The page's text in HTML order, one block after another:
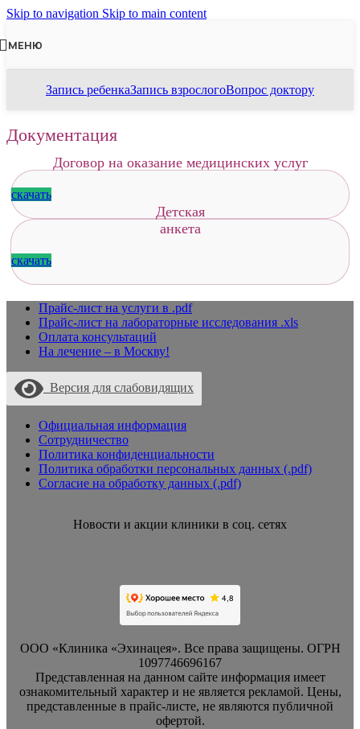
Skip to navigation Skip to main content
МЕНЮ
Запись ребенкаЗапись взрослогоВопрос доктору
Документация
Договор на оказание медицинских услуг
скачать
Детская
анкета
скачать
Прайс-лист на услуги в .pdf
Прайс-лист на лабораторные исследования .xls
Оплата консультаций
На лечение – в Москву!
Версия для слабовидящих
Официальная информация
Сотрудничество
Политика конфиденциальности
Политика обработки персональных данных (.pdf)
Согласие на обработку данных (.pdf)
Новости и акции клиники в соц. сетях
ООО «Клиника «Эхинацея». Все права защищены. ОГРН
1097746696167
Представленная на данном сайте информация имеет
ознакомительный характер и не является рекламой. Цены,
представленные в прайс-листе, не являются публичной
офертой.